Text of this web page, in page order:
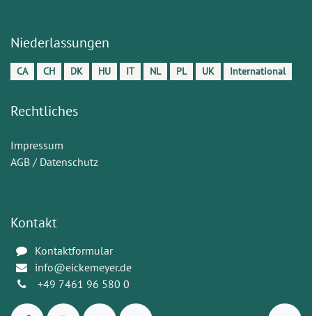
Niederlassungen
CA CH DK HU IT NL PL UK International
Rechtliches
Impressum
AGB / Datenschutz
Kontakt
Kontaktformular
info@eickemeyer.de
+49 7461 96 580 0